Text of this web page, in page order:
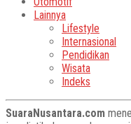
Lainnya
Lifestyle
Internasional
Pendidikan
Wisata
Indeks
SuaraNusantara.com